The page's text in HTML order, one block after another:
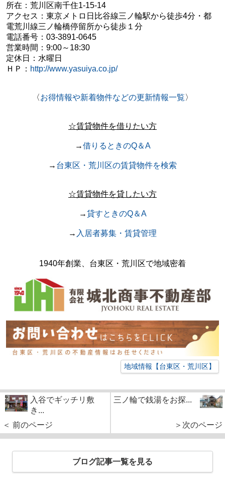
所在： 荒川区南千住1-15-14
アクセス：東京メトロ日比谷線三ノ輪駅から徒歩4分・ 都
電荒川線三ノ輪橋停留所から徒歩１分
電話番号： 03-3891-0645
営業時間： 9:00～18:30
定休日： 水曜日
ＨＰ： http://www.yasuiya.co.jp/
〈お得情報や新着物件などの更新情報一覧〉
☆賃貸物件を借りたい方
→借りるときのQ＆A
→ 台東区・荒川区の賃貸物件を検索
☆賃貸物件を貸したい方
→貸すときのQ＆A
→ 入居者募集・賃貸管理
1940年創業、台東区・荒川区で地域密着
地域情報【台東区・荒川区】
入谷でギッチリ敷
き...
＜ 前のページ
三ノ輪で銭湯をお探...
＞次のページ
ブログ記事一覧を見る